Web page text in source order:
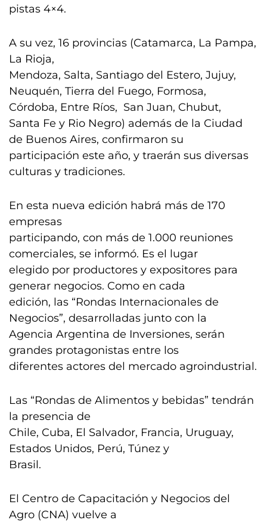
pistas 4×4.
A su vez, 16 provincias (Catamarca, La Pampa,
La Rioja,
Mendoza, Salta, Santiago del Estero, Jujuy,
Neuquén, Tierra del Fuego, Formosa,
Córdoba, Entre Ríos, San Juan, Chubut,
Santa Fe y Rio Negro) además de la Ciudad
de Buenos Aires, confirmaron su
participación este año, y traerán sus diversas
culturas y tradiciones.
En esta nueva edición habrá más de 170
empresas
participando, con más de 1.000 reuniones
comerciales, se informó. Es el lugar
elegido por productores y expositores para
generar negocios. Como en cada
edición, las “Rondas Internacionales de
Negocios”, desarrolladas junto con la
Agencia Argentina de Inversiones, serán
grandes protagonistas entre los
diferentes actores del mercado agroindustrial.
Las “Rondas de Alimentos y bebidas” tendrán
la presencia de
Chile, Cuba, El Salvador, Francia, Uruguay,
Estados Unidos, Perú, Túnez y
Brasil.
El Centro de Capacitación y Negocios del
Agro (CNA) vuelve a